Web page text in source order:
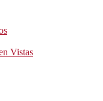
Vistas